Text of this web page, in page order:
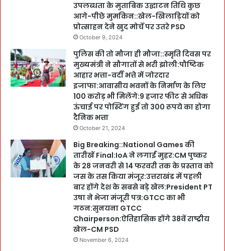
उपलब्धता के मुताबिक उद्घाटन तिथि कुछ
आगे-पीछे मुमकिन::खेल-खिलाड़ियों को
प्रोत्साहन देने खुद मोर्चे पर उतरे PSD
October 9, 2024
पुलिस की तो मौजा ही मौजा::स्मृति दिवस पर
मुख्यमंत्री ने सौगातों से भरी झोली:पौष्टिक
आहार भत्ता-वर्दी भत्ते में जोरदार
इजाफा:आवासीय भवनों के निर्माण के लिए
100 करोड़ भी मिलेंगे:9 हजार फीट से अधिक
ऊंचाई पर पोस्टिंग हुई तो 300 रूपये का होगा
दैनिक भत्ता
October 21, 2024
Big Breaking::National Games की
तारीखें Final:IoA ने लगाईं मुहर:CM पुष्कर
के 28 जनवरी से 14 फरवरी तक के प्रस्ताव को
जस के तस किया मंजूर:उत्तराखंड में पहली
बार होंगे देश के सबसे बड़े खेल:President PT
उषा ने भेजा मंजूरी पत्र:GTCC का भी
गठन:सुनयना GTCC
Chairperson:ऐतिहासिक होंगे 38वें राष्ट्रीय
खेल-CM PSD
November 6, 2024